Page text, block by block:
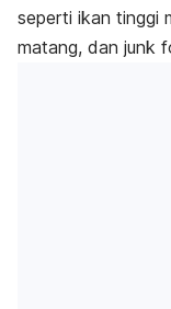
seperti ikan tinggi
matang, dan junk